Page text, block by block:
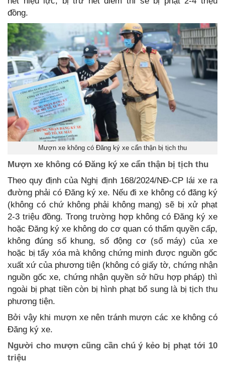
đồng.
Mượn xe không có Đăng ký xe cẩn thận bị tịch thu
Mượn xe không có Đăng ký xe cẩn thận bị tịch thu
Theo quy định của Nghị định 168/2024/NĐ-CP lái xe ra
đường phải có Đăng ký xe. Nếu đi xe không có đăng ký
(không có chứ không phải không mang) sẽ bị xử phạt
2-3 triệu đồng. Trong trường hợp không có Đăng ký xe
hoặc Đăng ký xe không do cơ quan có thẩm quyền cấp,
không đúng số khung, số động cơ (số máy) của xe
hoặc bị tẩy xóa mà không chứng minh được nguồn gốc
xuất xứ của phương tiện (không có giấy tờ, chứng nhận
nguồn gốc xe, chứng nhận quyền sở hữu hợp pháp) thì
ngoài bị phạt tiền còn bị hình phạt bổ sung là bị tịch thu
phương tiện.
Bởi vậy khi mượn xe nên tránh mượn các xe không có
Đăng ký xe.
Người cho mượn cũng cần chú ý kẻo bị phạt tới 10
triệu